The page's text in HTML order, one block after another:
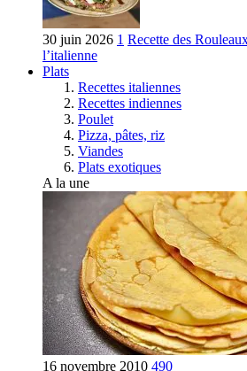
30 juin 2026 1 Recette des
l’italienne
Plats
Recettes italiennes
Recettes indiennes
Poulet
Pizza, pâtes, riz
Viandes
Plats exotiques
A la une
16 novembre 2010 490